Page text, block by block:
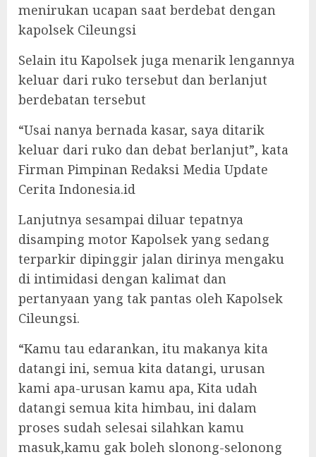
menirukan ucapan saat berdebat dengan
kapolsek Cileungsi
Selain itu Kapolsek juga menarik lengannya
keluar dari ruko tersebut dan berlanjut
berdebatan tersebut
“Usai nanya bernada kasar, saya ditarik
keluar dari ruko dan debat berlanjut”, kata
Firman Pimpinan Redaksi Media Update
Cerita Indonesia.id
Lanjutnya sesampai diluar tepatnya
disamping motor Kapolsek yang sedang
terparkir dipinggir jalan dirinya mengaku
di intimidasi dengan kalimat dan
pertanyaan yang tak pantas oleh Kapolsek
Cileungsi.
“Kamu tau edarankan, itu makanya kita
datangi ini, semua kita datangi, urusan
kami apa-urusan kamu apa, Kita udah
datangi semua kita himbau, ini dalam
proses sudah selesai silahkan kamu
masuk,kamu gak boleh slonong-selonong